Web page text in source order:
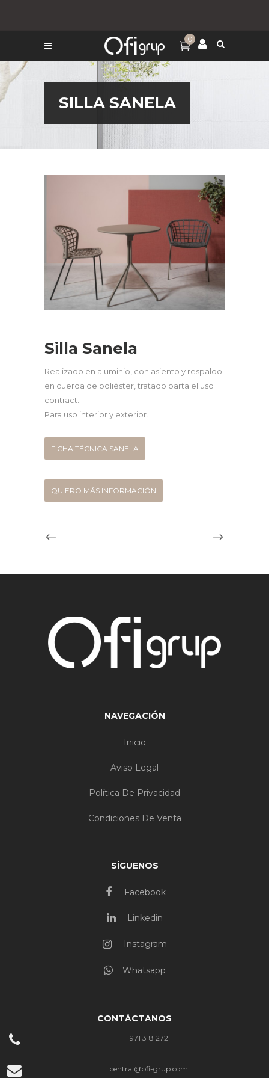
0
SILLA SANELA
Silla Sanela
Realizado en aluminio, con asiento y respaldo
en cuerda de poliéster, tratado parta el uso
contract.
Para uso interior y exterior.
FICHA TÉCNICA SANELA
QUIERO MÁS INFORMACIÓN
NAVEGACIÓN
Inicio
Aviso Legal
Política De Privacidad
Condiciones De Venta
SÍGUENOS
Facebook
Linkedin
Instagram
Whatsapp
CONTÁCTANOS
971 318 272
central@ofi-grup.com